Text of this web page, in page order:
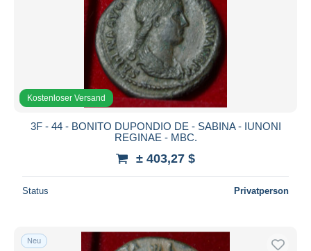
Kostenloser Versand
3F - 44 - BONITO DUPONDIO DE - SABINA - IUNONI
REGINAE - MBC.
± 403,27 $
Status Privatperson
Neu